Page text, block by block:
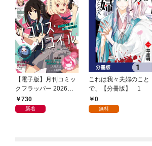
【電子版】月刊コミッ
クフラッパー 2026年9
月号730
新着
これは我々夫婦のこと
で、【分冊版】 1
0
無料